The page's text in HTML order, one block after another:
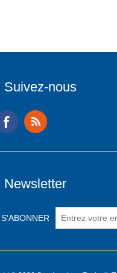
Suivez-nous
Newsletter